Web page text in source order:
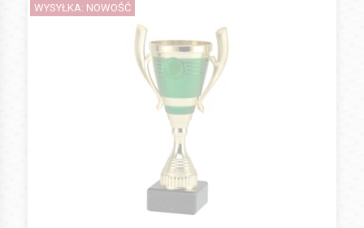
WYSYŁKA: NOWOŚĆ